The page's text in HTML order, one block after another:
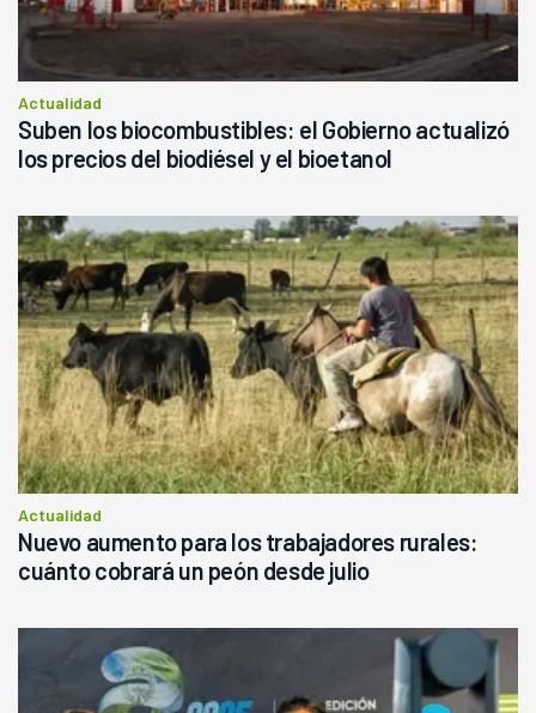
Actualidad
Suben los biocombustibles: el Gobierno actualizó
los precios del biodiésel y el bioetanol
Actualidad
Nuevo aumento para los trabajadores rurales:
cuánto cobrará un peón desde julio